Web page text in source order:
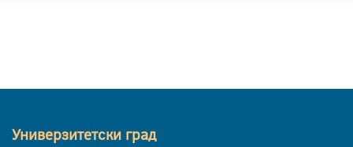
Универзитетски град